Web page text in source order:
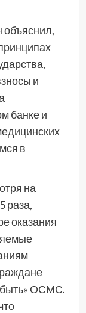
объяснил,
и
банке и
в
на
раза,
оказания
быть» ОСМС.